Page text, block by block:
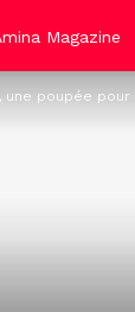
une poupée